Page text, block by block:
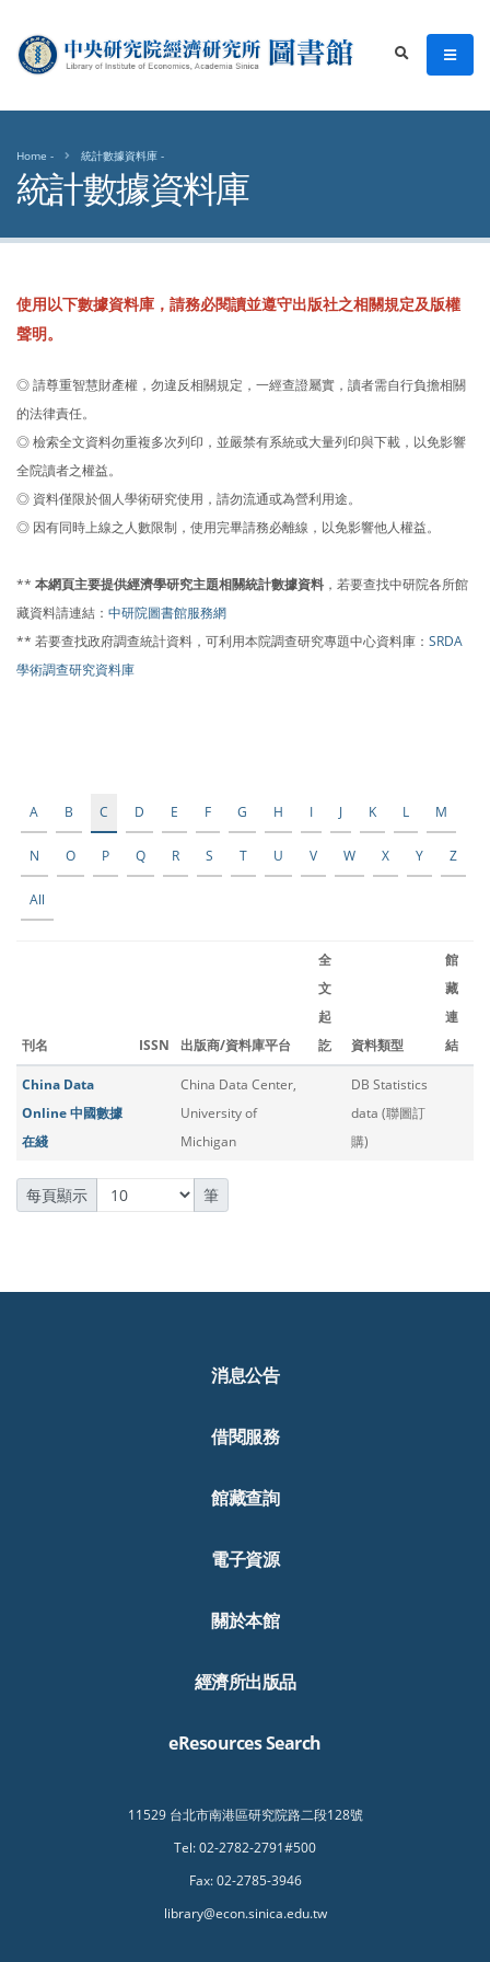
中央研究院經濟研究所圖書館
search
Home 統計數據資料庫
統計數據資料庫
使用以下數據資料庫，請務必閱讀並遵守出版社之相關規定及版權
聲明。
◎ 請尊重智慧財產權，勿違反相關規定，一經查證屬實，讀者需自行負擔相關
的法律責任。
◎ 檢索全文資料勿重複多次列印，並嚴禁有系統或大量列印與下載，以免影響
全院讀者之權益。
◎ 資料僅限於個人學術研究使用，請勿流通或為營利用途。
◎ 因有同時上線之人數限制，使用完畢請務必離線，以免影響他人權益。
** 本網頁主要提供經濟學研究主題相關統計數據資料 ，若要查找中研院各所館
藏資料請連結： 中研院圖書館服務網
** 若要查找政府調查統計資料，可利用本院調查研究專題中心資料庫： SRDA
學術調查研究資料庫
A B C D E F G H I J K L M
N O P Q R S T U V W X Y Z
All
刊名 ISSN 出版商/資料庫平台
全
文
起
訖
資料類型
館
藏
連
結
China Data
Online 中國數據
在綫
China Data Center,
University of
Michigan
DB Statistics
data (聯圖訂
購)
每頁顯示 筆
消息公告
借閱服務
館藏查詢
電子資源
關於本館
經濟所出版品
eResources Search
11529 台北市南港區研究院路二段128號
Tel: 02-2782-2791#500
Fax: 02-2785-3946
library@econ.sinica.edu.tw